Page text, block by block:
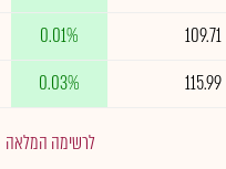
109.71
0.01%
115.99
0.03%
לרשימה המלאה